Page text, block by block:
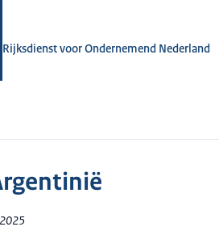
Rijksdienst voor Ondernemend Nederland